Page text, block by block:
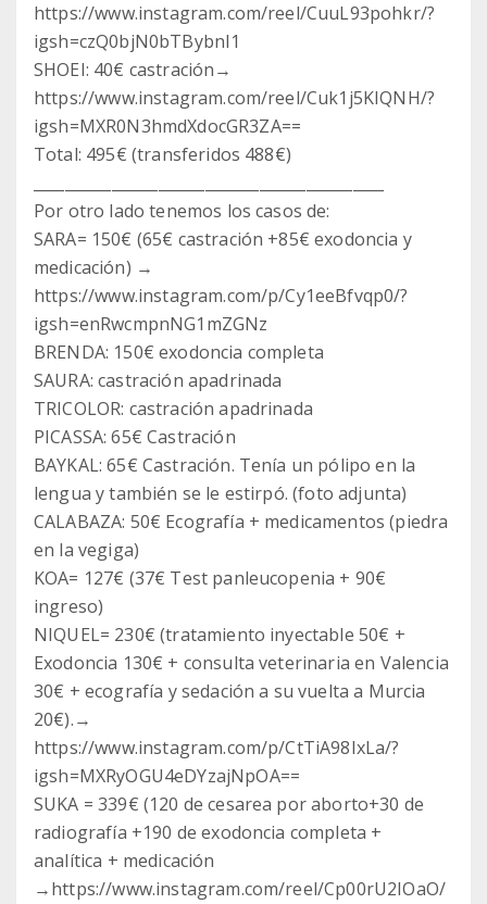
https://www.instagram.com/reel/CuuL93pohkr/?
igsh=czQ0bjN0bTBybnI1
SHOEI: 40€ castración→
https://www.instagram.com/reel/Cuk1j5KIQNH/?
igsh=MXR0N3hmdXdocGR3ZA==
Total: 495€ (transferidos 488€)
Por otro lado tenemos los casos de:
SARA= 150€ (65€ castración +85€ exodoncia y
medicación) →
https://www.instagram.com/p/Cy1eeBfvqp0/?
igsh=enRwcmpnNG1mZGNz
BRENDA: 150€ exodoncia completa
SAURA: castración apadrinada
TRICOLOR: castración apadrinada
PICASSA: 65€ Castración
BAYKAL: 65€ Castración. Tenía un pólipo en la
lengua y también se le estirpó. (foto adjunta)
CALABAZA: 50€ Ecografía + medicamentos (piedra
en la vegiga)
KOA= 127€ (37€ Test panleucopenia + 90€
ingreso)
NIQUEL= 230€ (tratamiento inyectable 50€ +
Exodoncia 130€ + consulta veterinaria en Valencia
30€ + ecografía y sedación a su vuelta a Murcia
20€).→
https://www.instagram.com/p/CtTiA98IxLa/?
igsh=MXRyOGU4eDYzajNpOA==
SUKA = 339€ (120 de cesarea por aborto+30 de
radiografía +190 de exodoncia completa +
analítica + medicación
→https://www.instagram.com/reel/Cp00rU2IOaO/